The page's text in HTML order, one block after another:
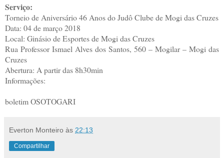
Serviço:
Torneio de Aniversário 46 Anos do Judô Clube de Mogi das Cruzes
Data: 04 de março 2018
Local: Ginásio de Esportes de Mogi das Cruzes
Rua Professor Ismael Alves dos Santos, 560 – Mogilar – Mogi das
Cruzes
Abertura: A partir das 8h30min
Informações:
boletim OSOTOGARI
Everton Monteiro às 22:13
Compartilhar